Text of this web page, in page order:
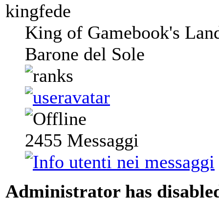
kingfede
King of Gamebook's
Barone del Sole
2455 Messaggi
Administrator has